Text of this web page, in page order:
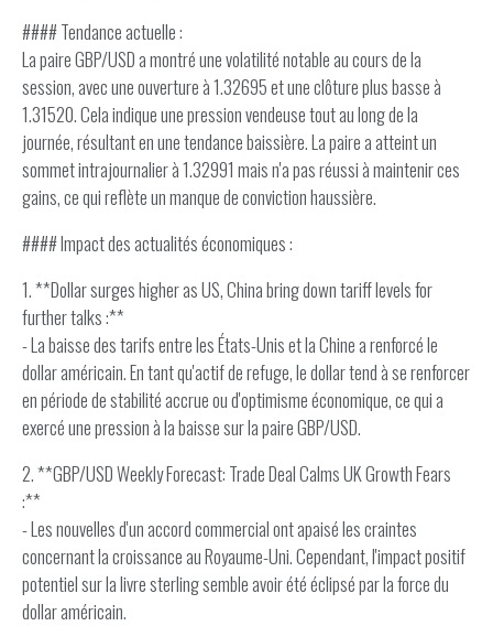
#### Tendance actuelle :
La paire GBP/USD a montré une volatilité notable au cours de la
session, avec une ouverture à 1.32695 et une clôture plus basse à
1.31520. Cela indique une pression vendeuse tout au long de la
journée, résultant en une tendance baissière. La paire a atteint un
sommet intrajournalier à 1.32991 mais n'a pas réussi à maintenir ces
gains, ce qui reflète un manque de conviction haussière.
#### Impact des actualités économiques :
1. **Dollar surges higher as US, China bring down tariff levels for
further talks :**
- La baisse des tarifs entre les États-Unis et la Chine a renforcé le
dollar américain. En tant qu'actif de refuge, le dollar tend à se renforcer
en période de stabilité accrue ou d'optimisme économique, ce qui a
exercé une pression à la baisse sur la paire GBP/USD.
2. **GBP/USD Weekly Forecast: Trade Deal Calms UK Growth Fears
:**
- Les nouvelles d'un accord commercial ont apaisé les craintes
concernant la croissance au Royaume-Uni. Cependant, l'impact positif
potentiel sur la livre sterling semble avoir été éclipsé par la force du
dollar américain.